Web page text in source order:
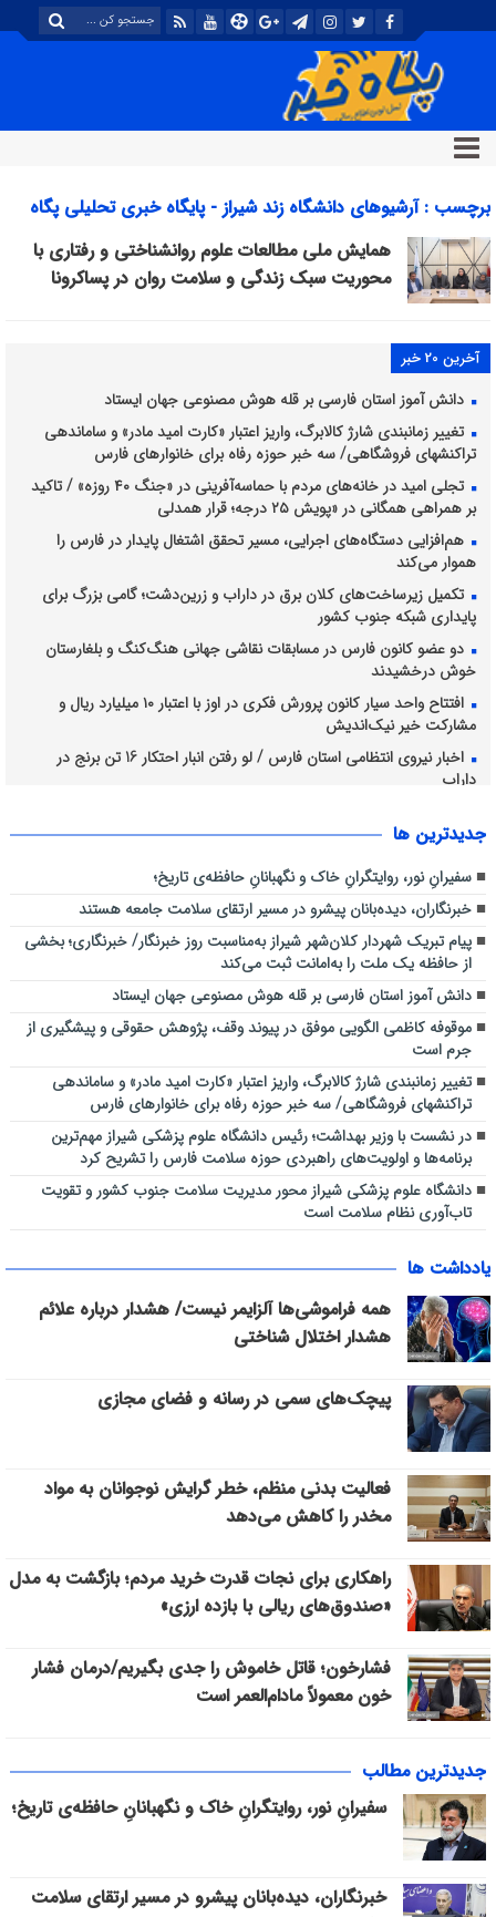
برچسب : آرشیوهای دانشگاه زند شیراز - پایگاه خبری تحلیلی پگاه
خبر
همایش ملی مطالعات علوم روانشناختی و رفتاری با
محوریت سبک زندگی و سلامت روان در پساکرونا
آخرین 20 خبر
دانش آموز استان فارسی بر قله هوش مصنوعی جهان ایستاد
تغییر زمانبندی شارژ کالابرگ، واریز اعتبار «کارت امید مادر» و ساماندهی
تراکنشهای فروشگاهی/ سه خبر حوزه رفاه برای خانوارهای فارس
تجلی امید در خانه‌های مردم با حماسه‌آفرینی در «جنگ ۴۰ روزه» / تاکید
بر همراهی همگانی در «پویش ۲۵ درجه؛ قرار همدلی
هم‌افزایی دستگاه‌های اجرایی، مسیر تحقق اشتغال پایدار در فارس را
هموار می‌کند
تکمیل زیرساخت‌های کلان برق در داراب و زرین‌دشت؛ گامی بزرگ برای
پایداری شبکه جنوب کشور
دو عضو کانون فارس در مسابقات نقاشی جهانی هنگ‌کنگ و بلغارستان
خوش درخشیدند
افتتاح واحد سیار کانون پرورش فکری در اوز با اعتبار ۱۰ میلیارد ریال و
مشارکت خیر نیک‌اندیش
اخبار نیروی انتظامی استان فارس / لو رفتن انبار احتکار 16 تن برنج در
داراب
نظارت میدانی کارشناسان دفتر بازرسی و مدیریت عملکرد دانشگاه علوم
پزشکی شیراز بر روند ارائه خدمات سلامت به زائران اربعین حسینی در عراق
جديدترين ها
سفیرانِ نور، روایتگرانِ خاک و نگهبانانِ حافظه‌ی تاریخ؛
خبرنگاران، دیده‌بانان پیشرو در مسیر ارتقای سلامت جامعه هستند
پیام تبریک شهردار کلان‌شهر شیراز به‌مناسبت روز خبرنگار/ خبرنگاری؛ بخشی
از حافظه یک ملت را به‌امانت ثبت می‌کند
دانش آموز استان فارسی بر قله هوش مصنوعی جهان ایستاد
موقوفه کاظمی الگویی موفق در پیوند وقف، پژوهش حقوقی و پیشگیری از
جرم است
تغییر زمانبندی شارژ کالابرگ، واریز اعتبار «کارت امید مادر» و ساماندهی
تراکنشهای فروشگاهی/ سه خبر حوزه رفاه برای خانوارهای فارس
در نشست با وزیر بهداشت؛ رئیس دانشگاه علوم پزشکی شیراز مهم‌ترین
برنامه‌ها و اولویت‌های راهبردی حوزه سلامت فارس را تشریح کرد
دانشگاه علوم پزشکی شیراز محور مدیریت سلامت جنوب کشور و تقویت
تاب‌آوری نظام سلامت است
یادداشت ها
همه فراموشی‌ها آلزایمر نیست/ هشدار درباره علائم
هشدار اختلال شناختی
پیچک‌های سمی در رسانه و فضای مجازی
فعالیت بدنی منظم، خطر گرایش نوجوانان به مواد
مخدر را کاهش می‌دهد
راهکاری برای نجات قدرت خرید مردم؛ بازگشت به مدل
«صندوق‌های ریالی با بازده ارزی»
فشارخون؛ قاتل خاموش را جدی بگیریم/درمان فشار
خون معمولاً مادام‌العمر است
جدیدترین مطالب
سفیرانِ نور، روایتگرانِ خاک و نگهبانانِ حافظه‌ی تاریخ؛
خبرنگاران، دیده‌بانان پیشرو در مسیر ارتقای سلامت